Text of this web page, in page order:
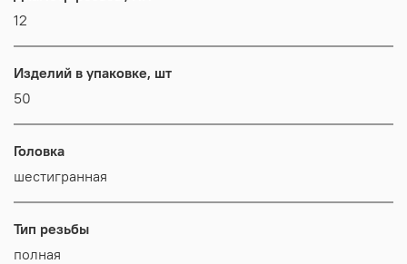
12
Изделий в упаковке, шт
50
Головка
шестигранная
Тип резьбы
полная